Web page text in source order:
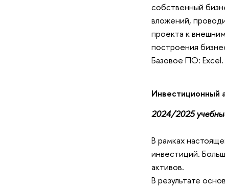
собственный
вложений,
проекта к
построения
Базовое ПО: Excel.
Инвестиционный
2024/2025
В рамках
инвестиций.
активов.
В результате